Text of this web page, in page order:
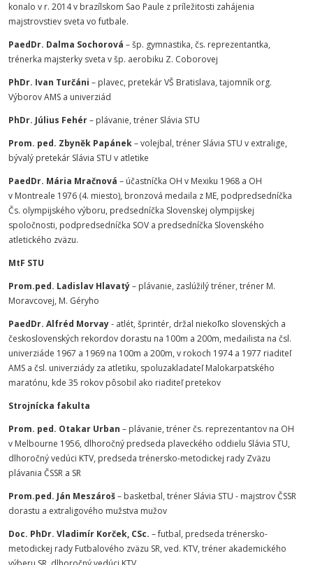
konalo v r. 2014 v brazílskom Sao Paule z príležitosti zahájenia
majstrovstiev sveta vo futbale.
PaedDr. Dalma Sochorová – šp. gymnastika, čs. reprezentantka,
trénerka majsterky sveta v šp. aerobiku Z. Coborovej
PhDr. Ivan Turčáni – plavec, pretekár VŠ Bratislava, tajomník org.
Výborov AMS a univerziád
PhDr. Július Fehér– plávanie, tréner Slávia STU
Prom. ped. Zbyněk Papánek– volejbal, tréner Slávia STU v extralige,
bývalý pretekár Slávia STU v atletike
PaedDr. Mária Mračnová – účastníčka OH v Mexiku 1968 a OH
v Montreale 1976 (4. miesto), bronzová medaila z ME, podpredsedníčka
Čs. olympijského výboru, predsedníčka Slovenskej olympijskej
spoločnosti, podpredsedníčka SOV a predsedníčka Slovenského
atletického zväzu.
MtF STU
Prom.ped. Ladislav Hlavatý– plávanie, zaslúžilý tréner, tréner M.
Moravcovej, M. Géryho
PaedDr. Alfréd Morvay- atlét, šprintér, držal niekoľko slovenských a
československých rekordov dorastu na 100m a 200m, medailista na čsl.
univerziáde 1967 a 1969 na 100m a 200m, v rokoch 1974 a 1977 riaditeľ
AMS a čsl. univerziády za atletiku, spoluzakladateľ Malokarpatského
maratónu, kde 35 rokov pôsobil ako riaditeľ pretekov
Strojnícka fakulta
Prom. ped. Otakar Urban – plávanie, tréner čs. reprezentantov na OH
v Melbourne 1956, dlhoročný predseda plaveckého oddielu Slávia STU,
dlhoročný vedúci KTV, predseda trénersko-metodickej rady Zväzu
plávania ČSSR a SR
Prom.ped. Ján Meszároš– basketbal, tréner Slávia STU - majstrov ČSSR
dorastu a extraligového mužstva mužov
Doc. PhDr. Vladimír Korček, CSc. – futbal, predseda trénersko-
metodickej rady Futbalového zväzu SR, ved. KTV, tréner akademického